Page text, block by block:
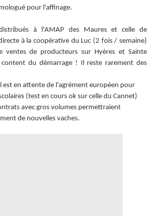
pour l'affinage.
à l'AMAP des Maures et celle de
à la coopérative du Luc (2 fois / semaine)
de producteurs sur Hyères et Sainte
du démarrage ! Il reste rarement des
est en attente de l'agrément européen pour
(test en cours ok sur celle du Cannet)
avec gros volumes permettraient
de nouvelles vaches.